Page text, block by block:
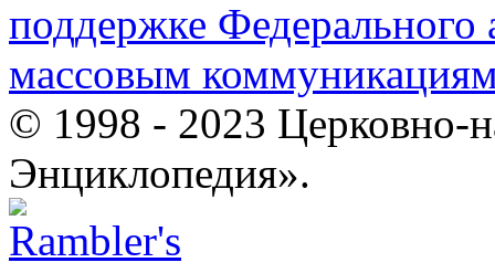
поддержке Федерального
массовым
© 1998 - 2023 Церковно-
Энциклопедия».